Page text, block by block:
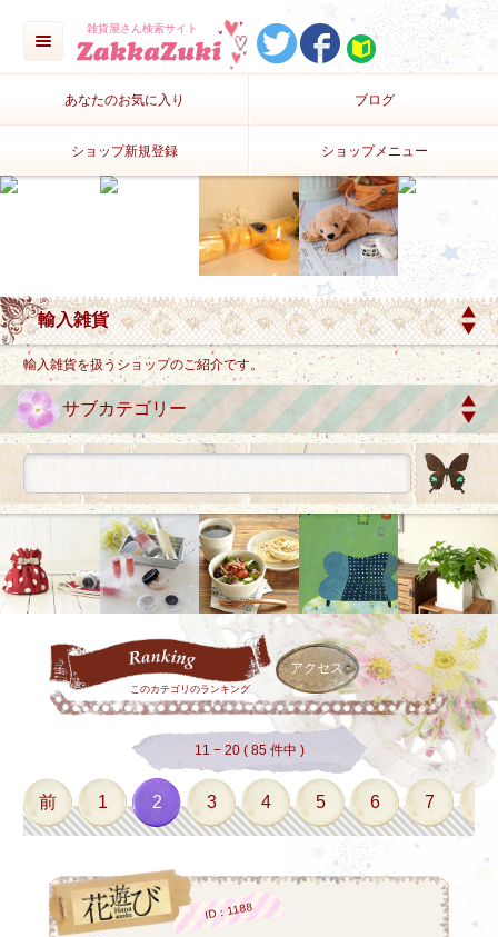
雑貨屋さん検索サイト
あなたのお気に入り ブログ
ショップ新規登録 ショップメニュー
輸入雑貨を扱うショップのご紹介です。
このカテゴリのランキング
アクセス
11 − 20 ( 85 件中 )
前 1 2 3 4 5 6 7
ID：1188